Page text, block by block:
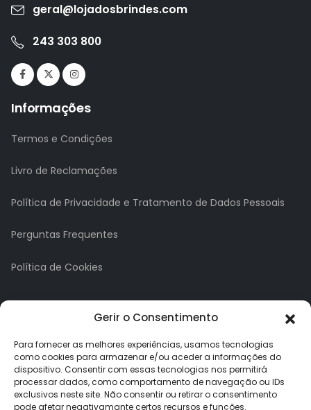
Gerir o Consentimento
Para fornecer as melhores experiências, usamos tecnologias
como cookies para armazenar e/ou aceder a informações do
dispositivo. Consentir com essas tecnologias nos permitirá
processar dados, como comportamento de navegação ou IDs
exclusivos neste site. Não consentir ou retirar o consentimento
pode afetar negativamante certos recursos e funções.
geral@lojadosbrindes.com
243 303 800
Informações
Termos e Condições
Livro de Reclamações
Política de Privacidade e Tratamento de Dados Pessoais
Perguntas Frequentes
Política de Cookies
A minha conta
A Minha Conta
Histórico de Pedidos
Lista de Desejos